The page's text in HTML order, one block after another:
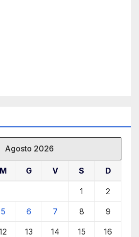
Agosto 2026
M G V S D
1 2
5 6 7 8 9
13 14 15 16